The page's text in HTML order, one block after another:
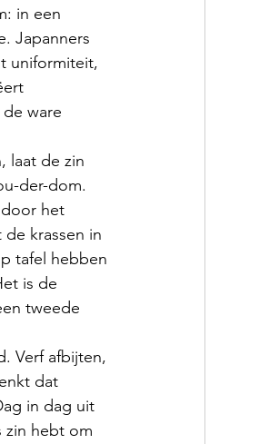
in een
Japanners
uniformiteit,
ware
der-dom.
het
krassen in
tafel hebben
is de
tweede
dat
in dag uit
zin hebt om